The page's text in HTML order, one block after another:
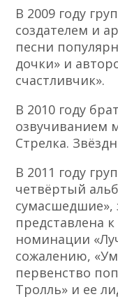
В 2009 году
создателем и
песни
дочки» и
счастливчик».
В 2010 году
озвучиванием
Стрелка.
В 2011 году
четвёртый
сумасшедшие»,
представлена
номинации
сожалению,
первенство
Тролль» и ее